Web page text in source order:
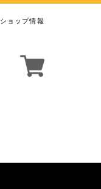
ショップ情報